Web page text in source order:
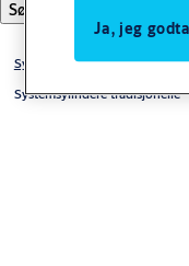
Søk
Sylindere og låssystem
Systemsylindere tradisjonelle
Ja, jeg